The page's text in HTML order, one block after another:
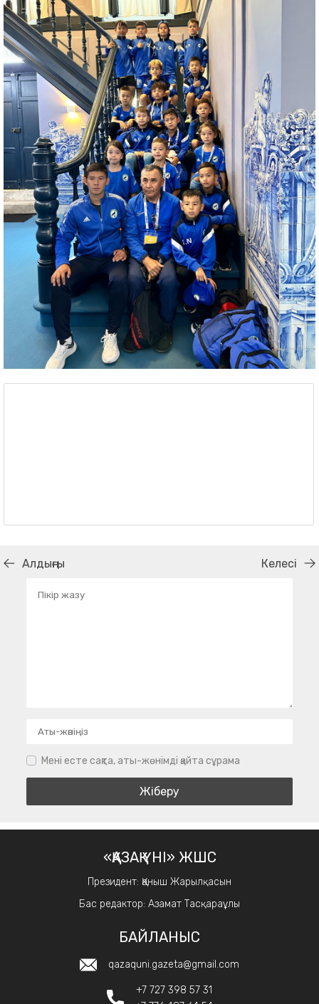
Алдыңғы Келесі
Мені есте сақта, аты-жөнімді қайта сұрама
«ҚАЗАҚ ҮНІ» ЖШС
Президент: Қаныш Жарылқасын
Бас редактор: Азамат Тасқараұлы
БАЙЛАНЫС
qazaquni.gazeta@gmail.com
+7 727 398 57 31